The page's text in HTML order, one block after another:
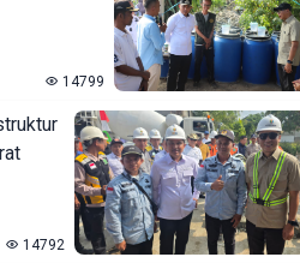
14799
14792